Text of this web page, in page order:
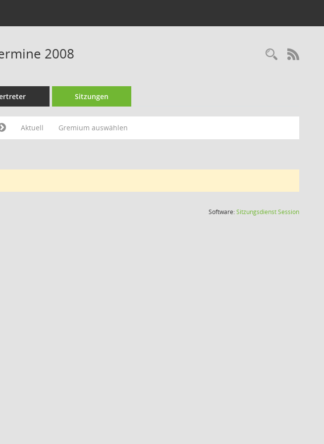
2008
Sitzungen
Aktuell Gremium auswählen
Software:SitzungsdienstSession(Wird in